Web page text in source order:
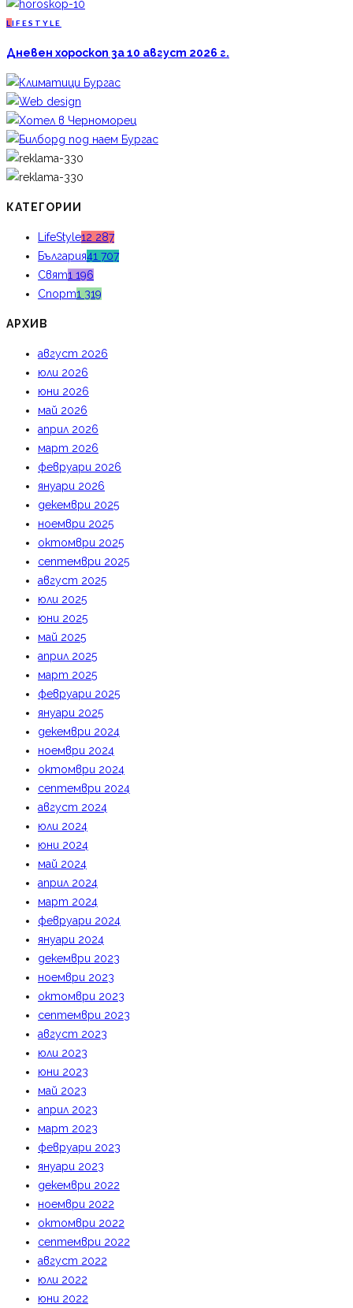
L IFESTYLE
Дневен хороскоп за 10 август 2026 г.
КАТЕГОРИИ
LifeStyle12 287
България41 707
Свят1 196
Спорт1 319
АРХИВ
август 2026
юли 2026
юни 2026
май 2026
април 2026
март 2026
февруари 2026
януари 2026
декември 2025
ноември 2025
октомври 2025
септември 2025
август 2025
юли 2025
юни 2025
май 2025
април 2025
март 2025
февруари 2025
януари 2025
декември 2024
ноември 2024
октомври 2024
септември 2024
август 2024
юли 2024
юни 2024
май 2024
април 2024
март 2024
февруари 2024
януари 2024
декември 2023
ноември 2023
октомври 2023
септември 2023
август 2023
юли 2023
юни 2023
май 2023
април 2023
март 2023
февруари 2023
януари 2023
декември 2022
ноември 2022
октомври 2022
септември 2022
август 2022
юли 2022
юни 2022